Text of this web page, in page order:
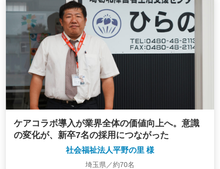
ケアコラボ導入が業界全体の価値向上へ。意識
の変化が、新卒7名の採用につながった
社会福祉法人平野の里 様
埼玉県／約70名